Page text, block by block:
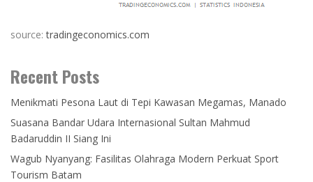
source:tradingeconomics.com
Recent Posts
Menikmati Pesona Laut di Tepi Kawasan Megamas, Manado
Suasana Bandar Udara Internasional Sultan Mahmud
Badaruddin II Siang Ini
Wagub Nyanyang: Fasilitas Olahraga Modern Perkuat Sport
Tourism Batam